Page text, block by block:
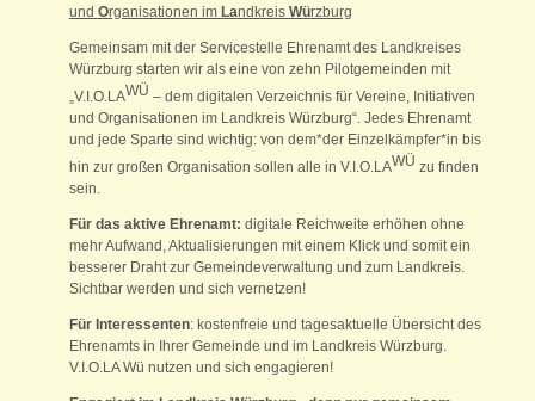
und Organisationen im Landkreis Würzburg
Gemeinsam mit der Servicestelle Ehrenamt des Landkreises
Würzburg starten wir als eine von zehn Pilotgemeinden mit
„V.I.O.LAWÜ – dem digitalen Verzeichnis für Vereine, Initiativen
und Organisationen im Landkreis Würzburg“. Jedes Ehrenamt
und jede Sparte sind wichtig: von dem*der Einzelkämpfer*in bis
hin zur großen Organisation sollen alle in V.I.O.LAWÜ zu finden
sein.
Für das aktive Ehrenamt: digitale Reichweite erhöhen ohne
mehr Aufwand, Aktualisierungen mit einem Klick und somit ein
besserer Draht zur Gemeindeverwaltung und zum Landkreis.
Sichtbar werden und sich vernetzen!
Für Interessenten: kostenfreie und tagesaktuelle Übersicht des
Ehrenamts in Ihrer Gemeinde und im Landkreis Würzburg.
V.I.O.LA Wü nutzen und sich engagieren!